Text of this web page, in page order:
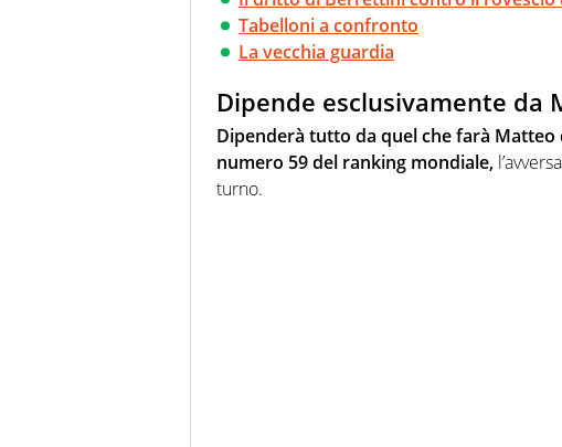
Tabelloni a confronto
La vecchia guardia
Dipende esclusivamente da
Dipenderà tutto da quel che farà
numero 59 del ranking mondiale,
turno.